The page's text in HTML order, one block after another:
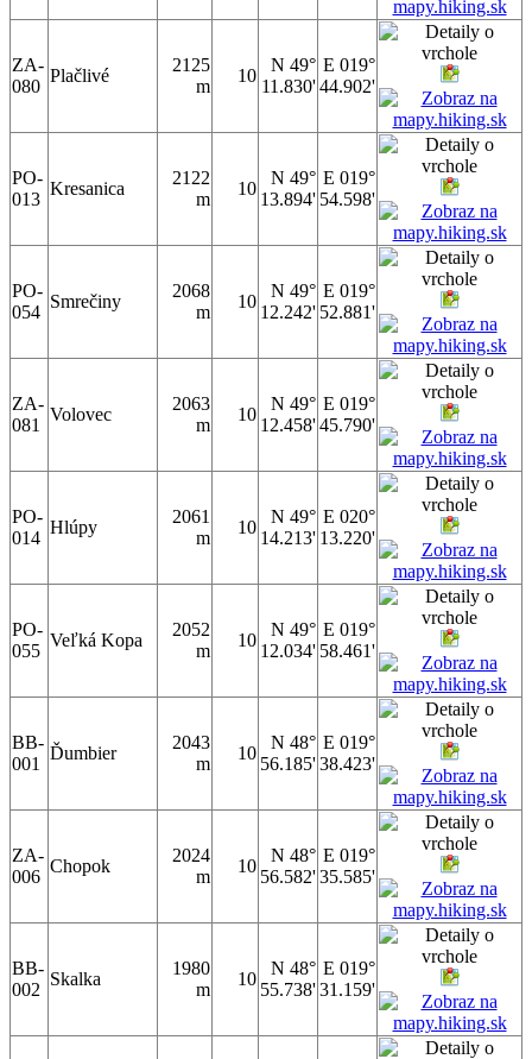
ZA-
080
Plačlivé
2125
m
10
N 49°
11.830'
E 019°
44.902'
PO-
013
Kresanica
2122
m
10
N 49°
13.894'
E 019°
54.598'
PO-
054
Smrečiny
2068
m
10
N 49°
12.242'
E 019°
52.881'
ZA-
081
Volovec
2063
m
10
N 49°
12.458'
E 019°
45.790'
PO-
014
Hlúpy
2061
m
10
N 49°
14.213'
E 020°
13.220'
PO-
055
Veľká Kopa
2052
m
10
N 49°
12.034'
E 019°
58.461'
BB-
001
Ďumbier
2043
m
10
N 48°
56.185'
E 019°
38.423'
ZA-
006
Chopok
2024
m
10
N 48°
56.582'
E 019°
35.585'
BB-
002
Skalka
1980
m
10
N 48°
55.738'
E 019°
31.159'